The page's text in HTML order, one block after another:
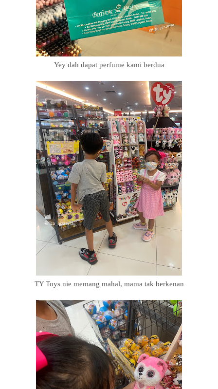
Yey dah dapat perfume kami berdua
TY Toys nie memang mahal, mama tak berkenan